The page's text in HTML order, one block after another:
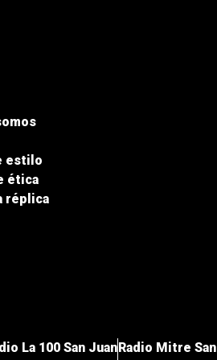
estilo
ética
réplica
La 100 San JuanRadio Mitre